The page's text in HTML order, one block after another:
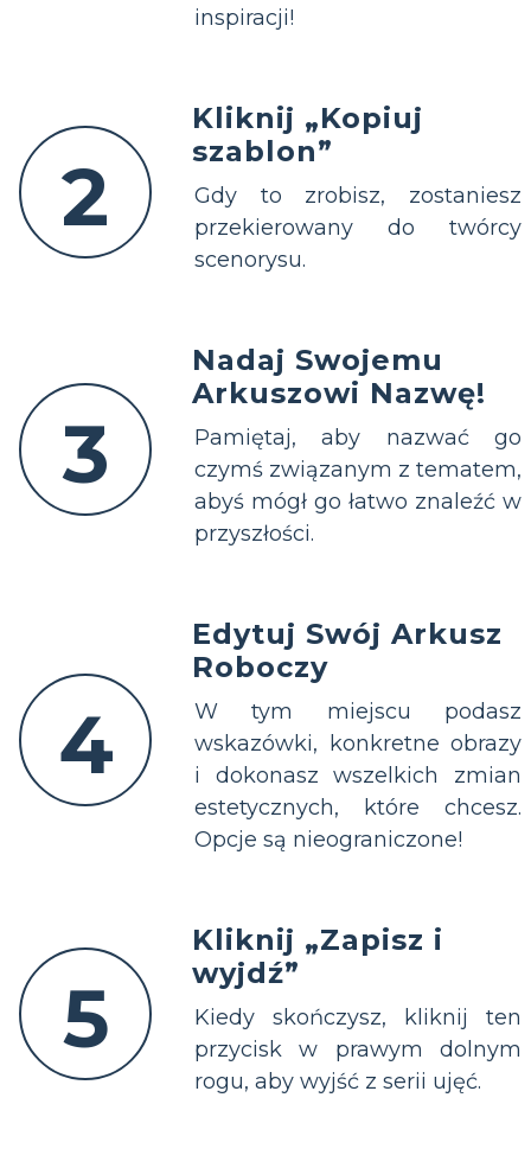
inspiracji!
2
Kliknij „Kopiuj
szablon”
Gdy to zrobisz, zostaniesz
przekierowany do twórcy
scenorysu.
3
Nadaj Swojemu
Arkuszowi Nazwę!
Pamiętaj, aby nazwać go
czymś związanym z tematem,
abyś mógł go łatwo znaleźć w
przyszłości.
4
Edytuj Swój Arkusz
Roboczy
W tym miejscu podasz
wskazówki, konkretne obrazy
i dokonasz wszelkich zmian
estetycznych, które chcesz.
Opcje są nieograniczone!
5
Kliknij „Zapisz i
wyjdź”
Kiedy skończysz, kliknij ten
przycisk w prawym dolnym
rogu, aby wyjść z serii ujęć.